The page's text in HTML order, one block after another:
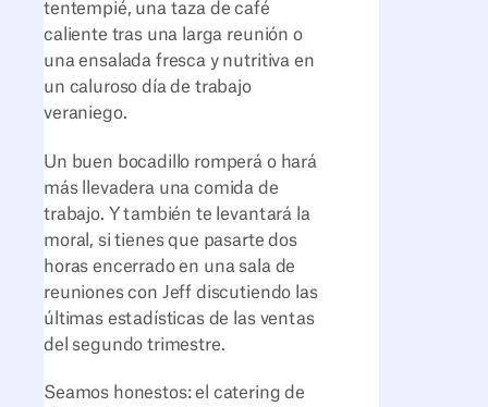
tentempié, una taza de café
caliente tras una larga reunión o
una ensalada fresca y nutritiva en
un caluroso día de trabajo
veraniego.
Un buen bocadillo romperá o hará
más llevadera una comida de
trabajo. Y también te levantará la
moral, si tienes que pasarte dos
horas encerrado en una sala de
reuniones con Jeff discutiendo las
últimas estadísticas de las ventas
del segundo trimestre.
Seamos honestos: el catering de